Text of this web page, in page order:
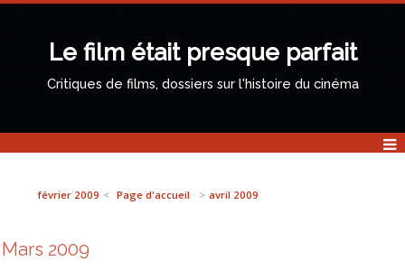
Le film était presque parfait
Critiques de films, dossiers sur l'histoire du cinéma
février 2009 Page d'accueil avril 2009
Mars 2009